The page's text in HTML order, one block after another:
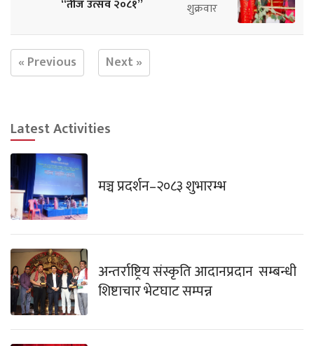
“तीज उत्सव २०८१” शुक्रवार
« Previous Next »
Latest Activities
मञ्च प्रदर्शन–२०८३ शुभारम्भ
अन्तर्राष्ट्रिय संस्कृति आदानप्रदान सम्बन्धी
शिष्टाचार भेटघाट सम्पन्न